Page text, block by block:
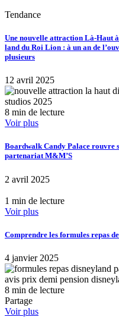
Tendance
Une nouvelle attraction Là-Haut
land du Roi Lion : à un an de
plusieurs
12 avril 2025
8 min de lecture
Voir plus
Boardwalk Candy Palace rouvre
partenariat M&M’S
2 avril 2025
1 min de lecture
Voir plus
Comprendre les formules repas
4 janvier 2025
8 min de lecture
Partage
Voir plus